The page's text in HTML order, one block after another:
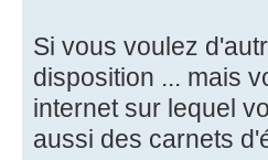
Si vous voulez
disposition ... mais
internet sur lequel
aussi des carnets